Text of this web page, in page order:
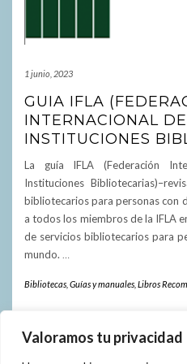
Valoramos tu privacidad
1 junio, 2023
GUIA IFLA
INTERNACIONAL
INSTITUCIONES
La guía IFLA (Federación
Instituciones
bibliotecarios para personas con
a todos los miembros de la IFLA
de servicios bibliotecarios para
mundo. …
Bibliotecas Guías y manuales Libros